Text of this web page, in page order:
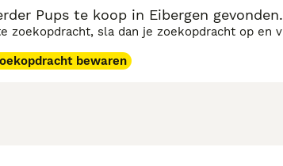
Pups te koop in Eibergen gevonden.
sla dan je zoekopdracht op en
bewaren